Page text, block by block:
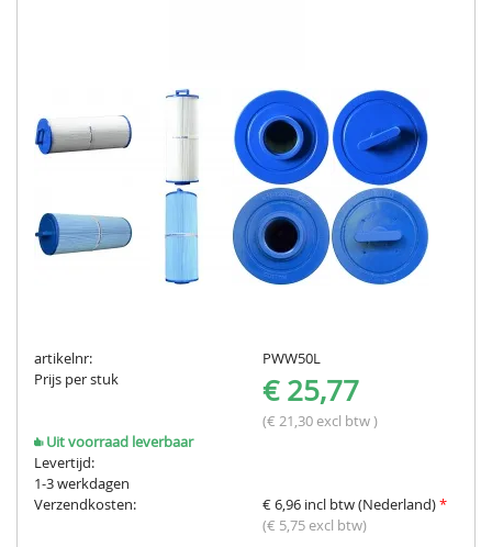
artikelnr:
PWW50L
Prijs per stuk
€ 25,77
(€ 21,30 excl btw )
Uit voorraad leverbaar
Levertijd:
1-3 werkdagen
Verzendkosten:
€ 6,96 incl btw (Nederland)*
(€ 5,75 excl btw)